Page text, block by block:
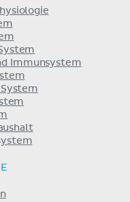
Immunsystem